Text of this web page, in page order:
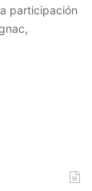
participación